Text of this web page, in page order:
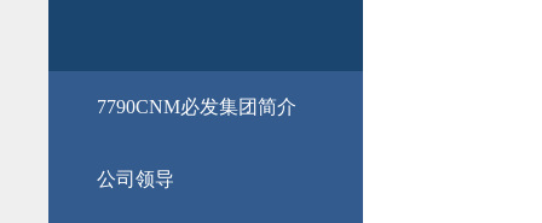
​7790CNM必发集团简介
公司领导